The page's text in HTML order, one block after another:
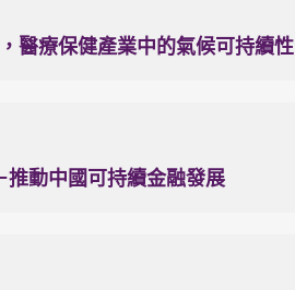
醫療保健產業中的氣候可持續性
推動中國可持續金融發展